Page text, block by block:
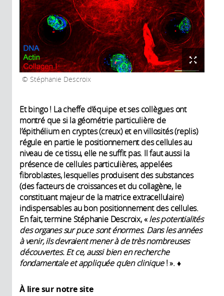
Stéphanie Descroix
Et bingo ! La cheffe d’équipe et ses collègues ont
montré que si la géométrie particulière de
l’épithélium en cryptes (creux) et en villosités (replis)
régule en partie le positionnement des cellules au
niveau de ce tissu, elle ne suffit pas. Il faut aussi la
présence de cellules particulières, appelées
fibroblastes, lesquelles produisent des substances
(des facteurs de croissances et du collagène, le
constituant majeur de la matrice extracellulaire)
indispensables au bon positionnement des cellules.
En fait, termine Stéphanie Descroix, «les potentialités
des organes sur puce sont énormes. Dans les années
à venir, ils devraient mener à de très nombreuses
découvertes. Et ce, aussi bien en recherche
fondamentale et appliquée qu’en clinique! ». ♦
À lire sur notre site